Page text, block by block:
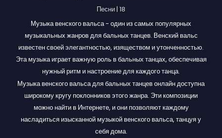
Песни | 18
Музыка венского вальса - один из самых популярных
музыкальных жанров для бальных танцев. Венский вальс
известен своей элегантностью, изяществом и утонченностью.
Эта музыка играет важную роль в бальных танцах, обеспечивая
нужный ритм и настроение для каждого танца.
Музыка венского вальса для бальных танцев онлайн доступна
широкому кругу поклонников этого жанра. Эти композиции
можно найти в Интернете, и они позволяют каждому
насладиться изысканной музыкой венского вальса, танцуя у
себя дома.